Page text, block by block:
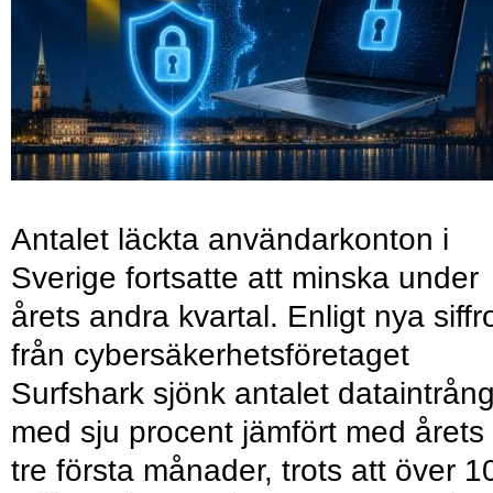
Antalet läckta användarkonton i
Sverige fortsatte att minska under
årets andra kvartal. Enligt nya
från cybersäkerhetsföretaget
Surfshark sjönk antalet
med sju procent jämfört med årets
tre första månader, trots att över